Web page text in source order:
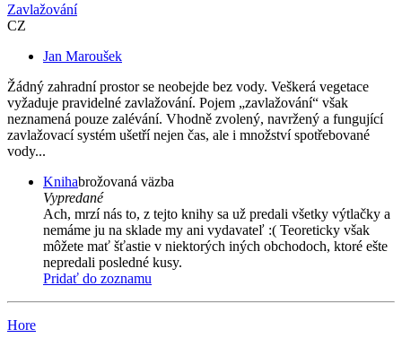
Zavlažování
CZ
Jan Maroušek
Žádný zahradní prostor se neobejde bez vody. Veškerá vegetace
vyžaduje pravidelné zavlažování. Pojem „zavlažování“ však
neznamená pouze zalévání. Vhodně zvolený, navržený a fungující
zavlažovací systém ušetří nejen čas, ale i množství spotřebované
vody...
Knihabrožovaná väzba
Vypredané
Ach, mrzí nás to, z tejto knihy sa už predali všetky výtlačky a
nemáme ju na sklade my ani vydavateľ :( Teoreticky však
môžete mať šťastie v niektorých iných obchodoch, ktoré ešte
nepredali posledné kusy.
Pridať do zoznamu
Hore